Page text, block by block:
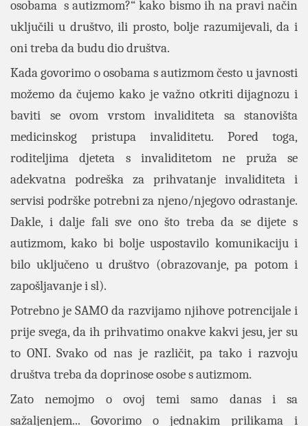
osobama s autizmom?“ kako bismo ih na pravi način
uključili u društvo, ili prosto, bolje razumijevali, da i
oni treba da budu dio društva.
Kada govorimo o osobama s autizmom često u javnosti
možemo da čujemo kako je važno otkriti dijagnozu i
baviti se ovom vrstom invaliditeta sa stanovišta
medicinskog pristupa invaliditetu. Pored toga,
roditeljima djeteta s invaliditetom ne pruža se
adekvatna podreška za prihvatanje invaliditeta i
servisi podrške potrebni za njeno/njegovo odrastanje.
Dakle, i dalje fali sve ono što treba da se dijete s
autizmom, kako bi bolje uspostavilo komunikaciju i
bilo uključeno u društvo (obrazovanje, pa potom i
zapošljavanje i sl).
Potrebno je SAMO da razvijamo njihove potrencijale i
prije svega, da ih prihvatimo onakve kakvi jesu, jer su
to ONI. Svako od nas je različit, pa tako i razvoju
društva treba da doprinose osobe s autizmom.
Zato nemojmo o ovoj temi samo danas i sa
sažaljenjem... Govorimo o jednakim prilikama i